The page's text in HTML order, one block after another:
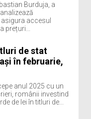
Burduja, a
accesul
prețuri...
de stat
în februarie,
anul 2025 cu un
românii investind
de lei în titluri de...